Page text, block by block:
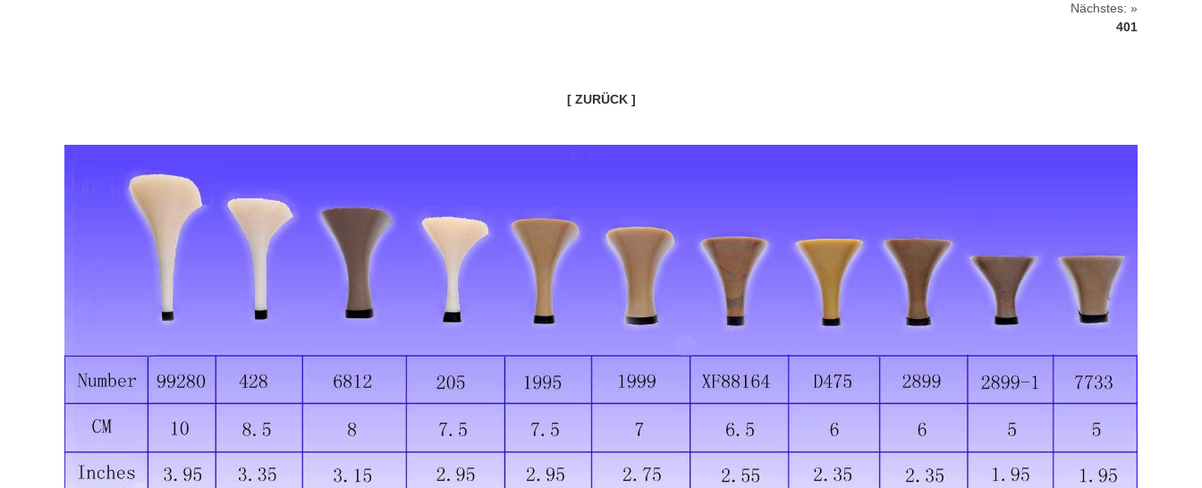
Nächstes: »
401
[ ZURÜCK ]